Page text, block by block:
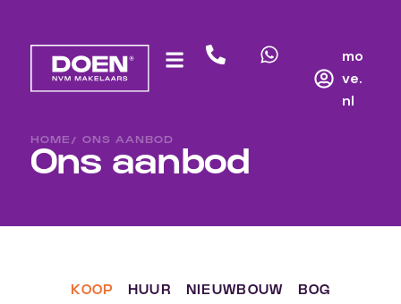
mo
ve.
nl
HOME / ONS AANBOD
Ons aanbod
KOOP HUUR NIEUWBOUW BOG